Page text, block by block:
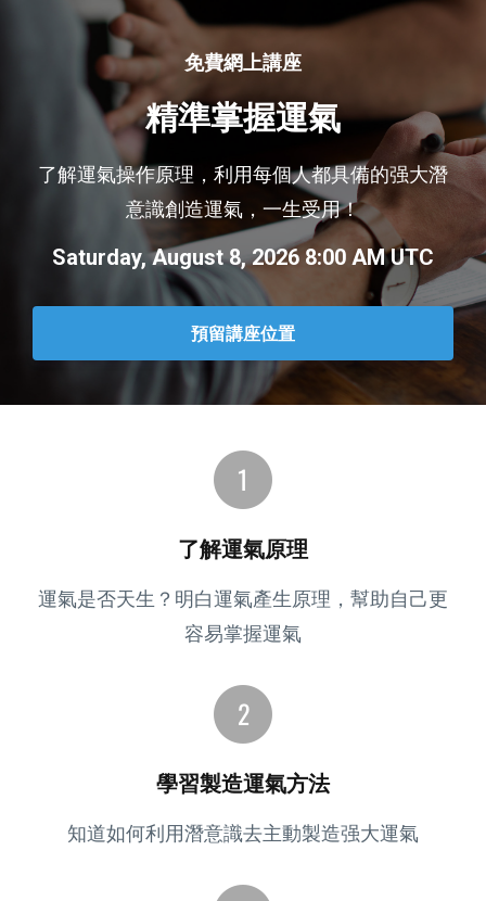
免費網上講座
精準掌握運氣
了解運氣操作原理，利用每個人都具備的强大潛
意識創造運氣，一生受用！
Saturday, August 8, 2026 8:00 AM UTC
預留講座位置
了解運氣原理
運氣是否天生？明白運氣產生原理，幫助自己更
容易掌握運氣
學習製造運氣方法
知道如何利用潛意識去主動製造强大運氣